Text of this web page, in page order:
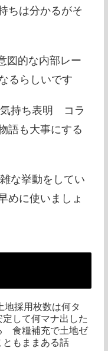
ちは分かるがそ
図的な内部レー
るらしいです
気持ち表明 コラ
語も大事にする
な挙動をしてい
めに使いましょ
地採用枚数は何タ
定して何マナ出した
食糧補充で土地ゼ
ともままある話